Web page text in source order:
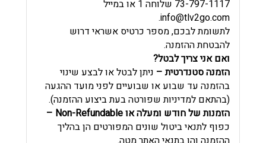
73-797-1117 שלוחה 1 או במייל
info@tlv2go.com
.
לתשומת לבכם, מספר כרטיס אשראי דרוש
להבטחת ההזמנה.
ואם אני צריך לבטל?
הזמנה סטנדרטית – ניתן לבטל או לבצע שינוי
בהזמנה עד שבוע או שבועיים לפני מועד ההגעה
(בהתאם למדיניות שפורטה בעת ביצוע ההזמנה).
הזמנות של חודש ומעלה או Non-Refundable –
כפוף לתנאי ביטול שונים המפורטים הן בהליך